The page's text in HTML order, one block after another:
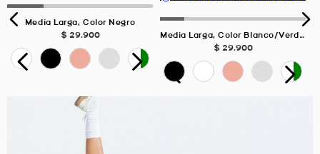
Media Larga, Color Negro
$ 29.900 Media Larga, Color Blanco/Verde Para Unisex
$ 29.900